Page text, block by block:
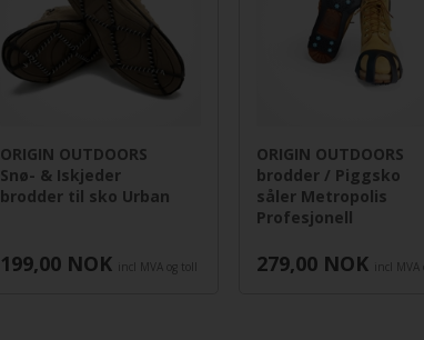
ORIGIN OUTDOORS
Snø- & Iskjeder
brodder til sko Urban
199,00 NOK incl MVA og toll
ORIGIN OUTDOORS
brodder / Piggsko
såler Metropolis
Profesjonell
279,00 NOK incl MVA